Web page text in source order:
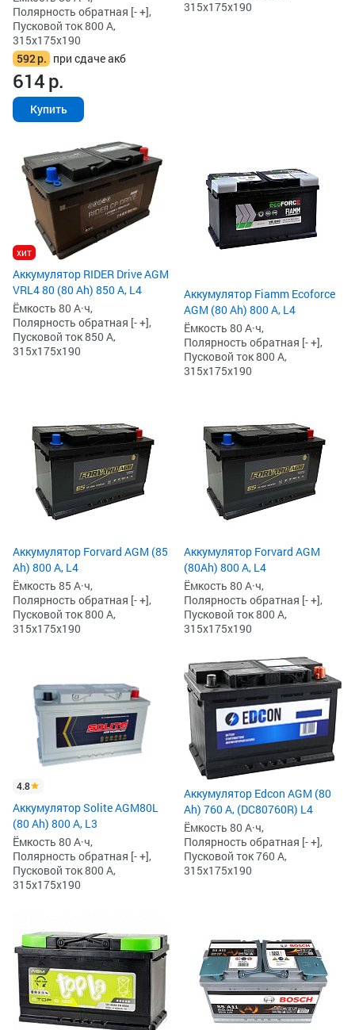
Полярность обратная [- +],
Пусковой ток 800 А,
315x175x190
592р. при сдаче акб
614р.
Купить
315x175x190
хит
Аккумулятор RIDER Drive AGM
VRL4 80 (80 Ah) 850 А, L4
Ёмкость 80 А·ч,
Полярность обратная [- +],
Пусковой ток 850 А,
315x175x190
Аккумулятор Fiamm Ecoforce
AGM (80 Ah) 800 А, L4
Ёмкость 80 А·ч,
Полярность обратная [- +],
Пусковой ток 800 А,
315x175x190
Аккумулятор Forvard AGM (85
Ah) 800 А, L4
Ёмкость 85 А·ч,
Полярность обратная [- +],
Пусковой ток 800 А,
315x175x190
Аккумулятор Forvard AGM
(80Ah) 800 А, L4
Ёмкость 80 А·ч,
Полярность обратная [- +],
Пусковой ток 800 А,
315x175x190
4.8
Аккумулятор Solite AGM80L
(80 Ah) 800 А, L3
Ёмкость 80 А·ч,
Полярность обратная [- +],
Пусковой ток 800 А,
315x175x190
Аккумулятор Edcon AGM (80
Ah) 760 А, (DC80760R) L4
Ёмкость 80 А·ч,
Полярность обратная [- +],
Пусковой ток 760 А,
315x175x190